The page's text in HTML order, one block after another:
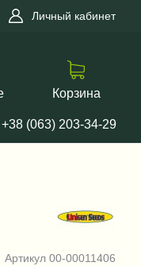
Личный кабинет
Корзина
+38 (063) 203-34-29
Артикул 00-00011406